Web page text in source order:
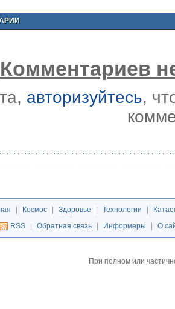
Комментариев
авторизуйтесь,
Космос Здоровье Технологии
RSS
Обратная связь Информеры О
При полном или